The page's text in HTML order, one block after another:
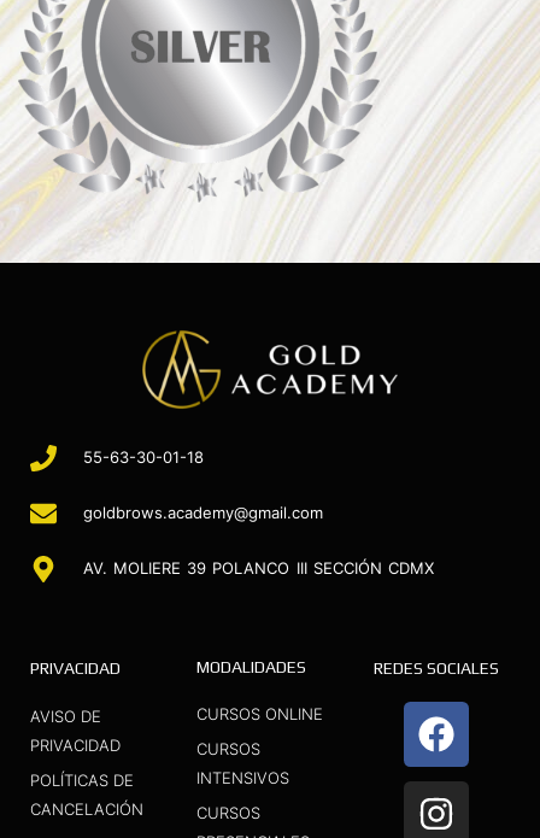
55-63-30-01-18
goldbrows.academy@gmail.com
AV. MOLIERE 39 POLANCO III SECCIÓN CDMX
PRIVACIDAD
AVISO DE
PRIVACIDAD
POLÍTICAS DE
CANCELACIÓN
MODALIDADES
CURSOS ONLINE
CURSOS
INTENSIVOS
CURSOS
REDES SOCIALES
F
a
c
e
I
n
s
t
Y
o
u
t